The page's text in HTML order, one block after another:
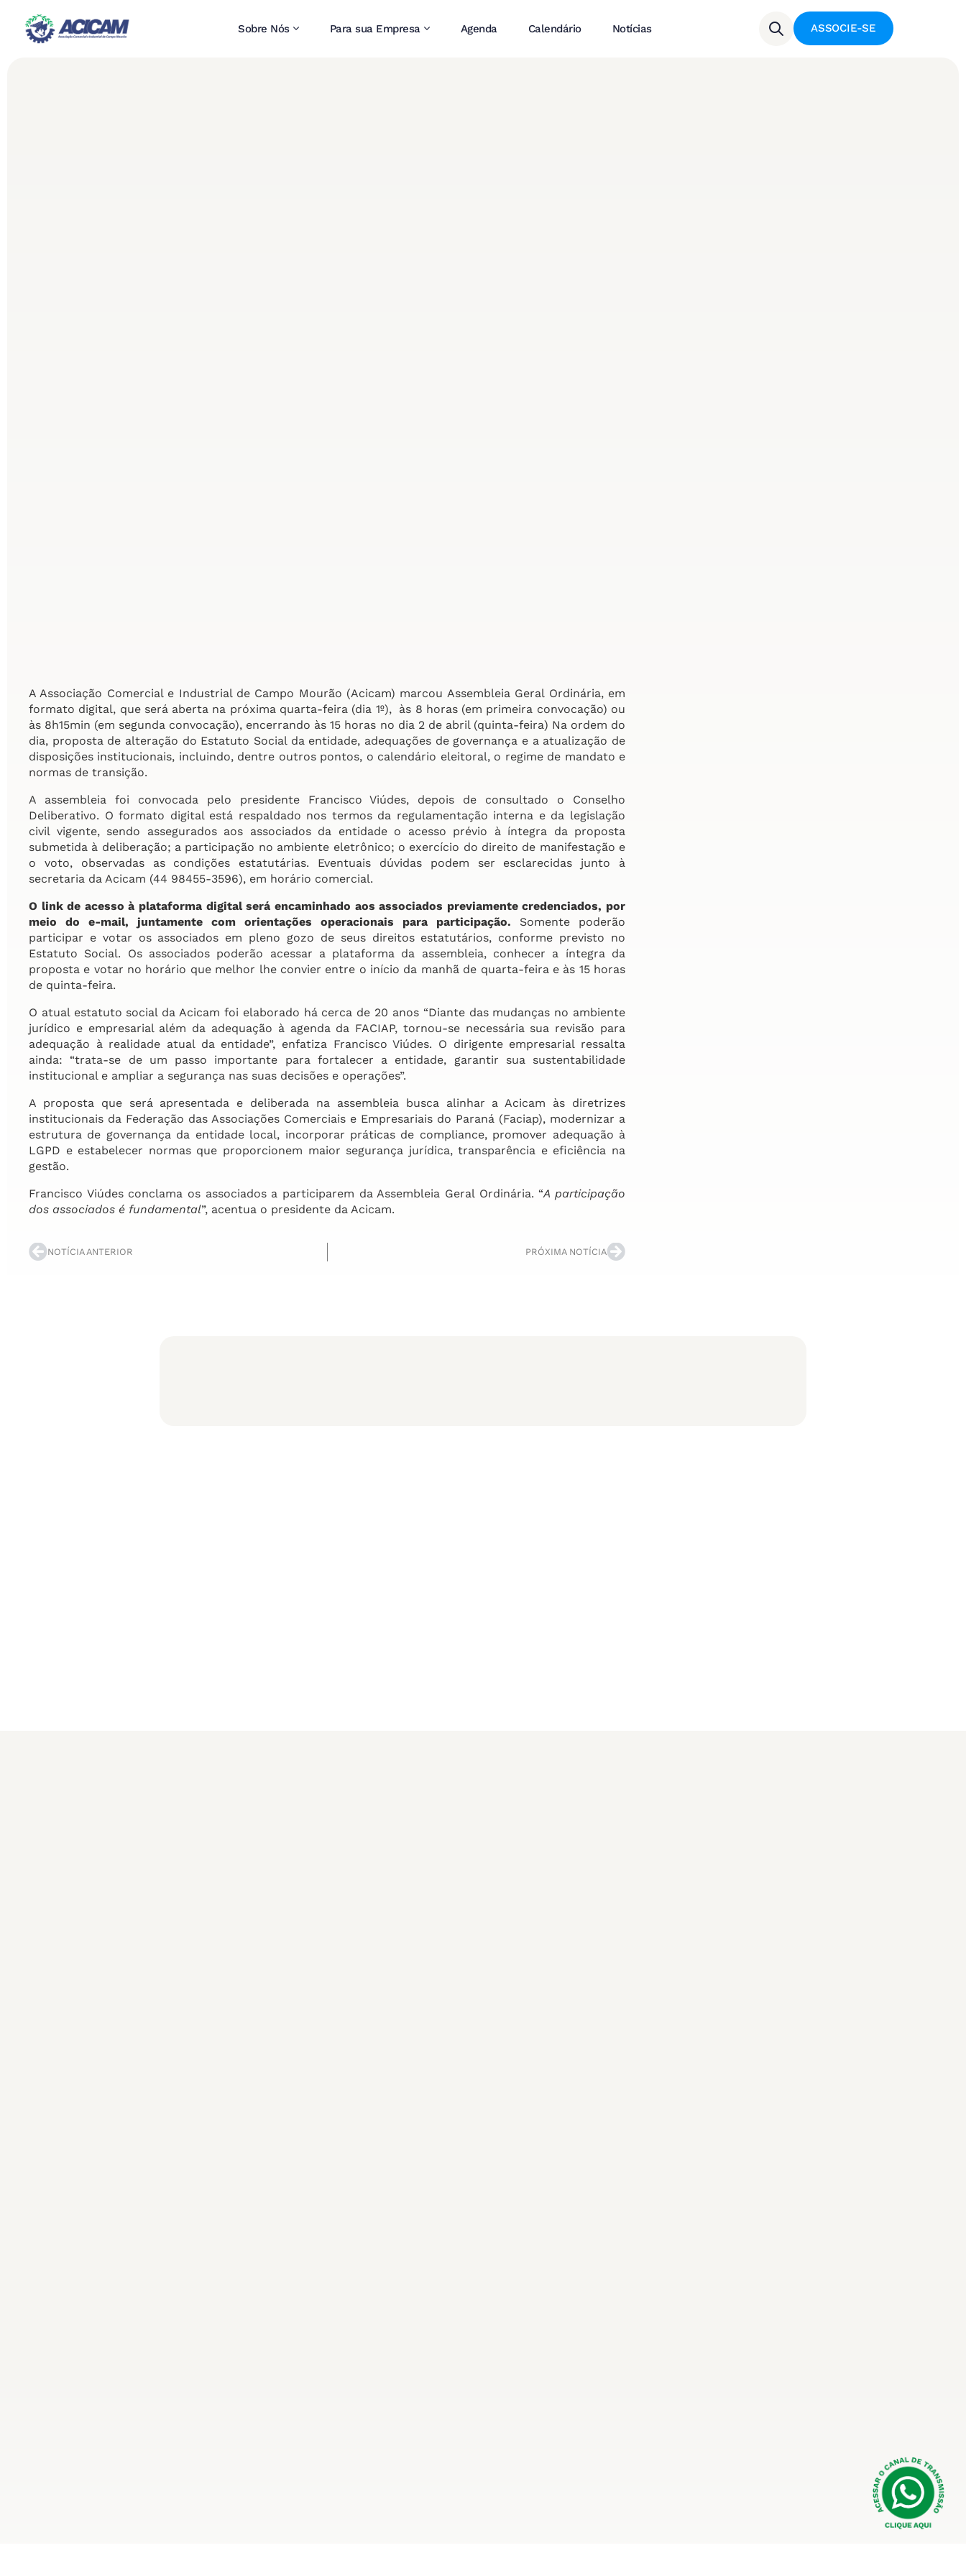
Sobre Nós Para sua Empresa Agenda Calendário Notícias ASSOCIE-SE
A Associação Comercial e Industrial de Campo Mourão (Acicam) marcou Assembleia Geral Ordinária, em
formato digital, que será aberta na próxima quarta-feira (dia 1º), às 8 horas (em primeira convocação) ou
às 8h15min (em segunda convocação), encerrando às 15 horas no dia 2 de abril (quinta-feira) Na ordem do
dia, proposta de alteração do Estatuto Social da entidade, adequações de governança e a atualização de
disposições institucionais, incluindo, dentre outros pontos, o calendário eleitoral, o regime de mandato e
normas de transição.
A assembleia foi convocada pelo presidente Francisco Viúdes, depois de consultado o Conselho
Deliberativo. O formato digital está respaldado nos termos da regulamentação interna e da legislação
civil vigente, sendo assegurados aos associados da entidade o acesso prévio à íntegra da proposta
submetida à deliberação; a participação no ambiente eletrônico; o exercício do direito de manifestação e
o voto, observadas as condições estatutárias. Eventuais dúvidas podem ser esclarecidas junto à
secretaria da Acicam (44 98455-3596), em horário comercial.
O link de acesso à plataforma digital será encaminhado aos associados previamente credenciados, por
meio do e-mail, juntamente com orientações operacionais para participação. Somente poderão
participar e votar os associados em pleno gozo de seus direitos estatutários, conforme previsto no
Estatuto Social. Os associados poderão acessar a plataforma da assembleia, conhecer a íntegra da
proposta e votar no horário que melhor lhe convier entre o início da manhã de quarta-feira e às 15 horas
de quinta-feira.
O atual estatuto social da Acicam foi elaborado há cerca de 20 anos “Diante das mudanças no ambiente
jurídico e empresarial além da adequação à agenda da FACIAP, tornou-se necessária sua revisão para
adequação à realidade atual da entidade”, enfatiza Francisco Viúdes. O dirigente empresarial ressalta
ainda: “trata-se de um passo importante para fortalecer a entidade, garantir sua sustentabilidade
institucional e ampliar a segurança nas suas decisões e operações”.
A proposta que será apresentada e deliberada na assembleia busca alinhar a Acicam às diretrizes
institucionais da Federação das Associações Comerciais e Empresariais do Paraná (Faciap), modernizar a
estrutura de governança da entidade local, incorporar práticas de compliance, promover adequação à
LGPD e estabelecer normas que proporcionem maior segurança jurídica, transparência e eficiência na
gestão.
Francisco Viúdes conclama os associados a participarem da Assembleia Geral Ordinária. “A participação
dos associados é fundamental”, acentua o presidente da Acicam.
NOTÍCIA ANTERIOR PRÓXIMA NOTÍCIA